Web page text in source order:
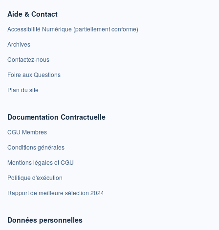
Aide & Contact
Accessibilité Numérique (partiellement conforme)
Archives
Contactez-nous
Foire aux Questions
Plan du site
Documentation Contractuelle
CGU Membres
Conditions générales
Mentions légales et CGU
Politique d'exécution
Rapport de meilleure sélection 2024
Données personnelles